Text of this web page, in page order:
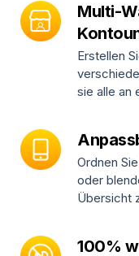
Multi-
Erstellen
sie alle an
Ordnen
oder
Übersicht
100%